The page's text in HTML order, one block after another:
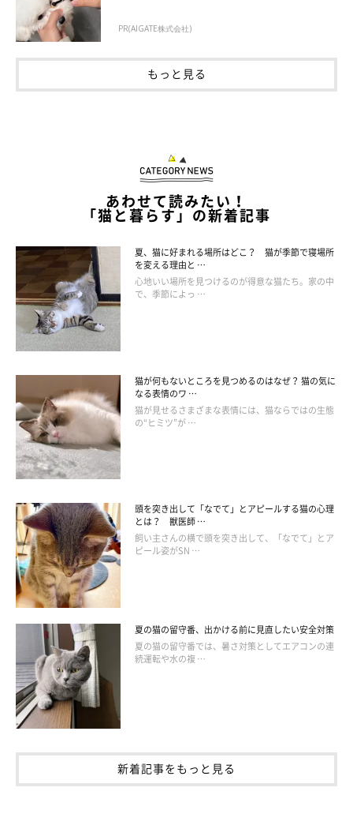
PR(AIGATE株式会社)
もっと見る
あわせて読みたい！
「猫と暮らす」の新着記事
夏、猫に好まれる場所はどこ？ 猫が季節で寝場所
を変える理由と …
心地いい場所を見つけるのが得意な猫たち。家の中
で、季節によっ …
猫が何もないところを見つめるのはなぜ？ 猫の気に
なる表情のワ …
猫が見せるさまざまな表情には、猫ならではの生態
の“ヒミツ”が …
頭を突き出して「なでて」とアピールする猫の心理
とは？ 獣医師 …
飼い主さんの横で頭を突き出して、「なでて」とア
ピール姿がSN …
夏の猫の留守番、出かける前に見直したい安全対策
夏の猫の留守番では、暑さ対策としてエアコンの連
続運転や水の複 …
新着記事をもっと見る